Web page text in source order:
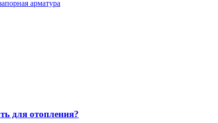
арматура
для отопления?